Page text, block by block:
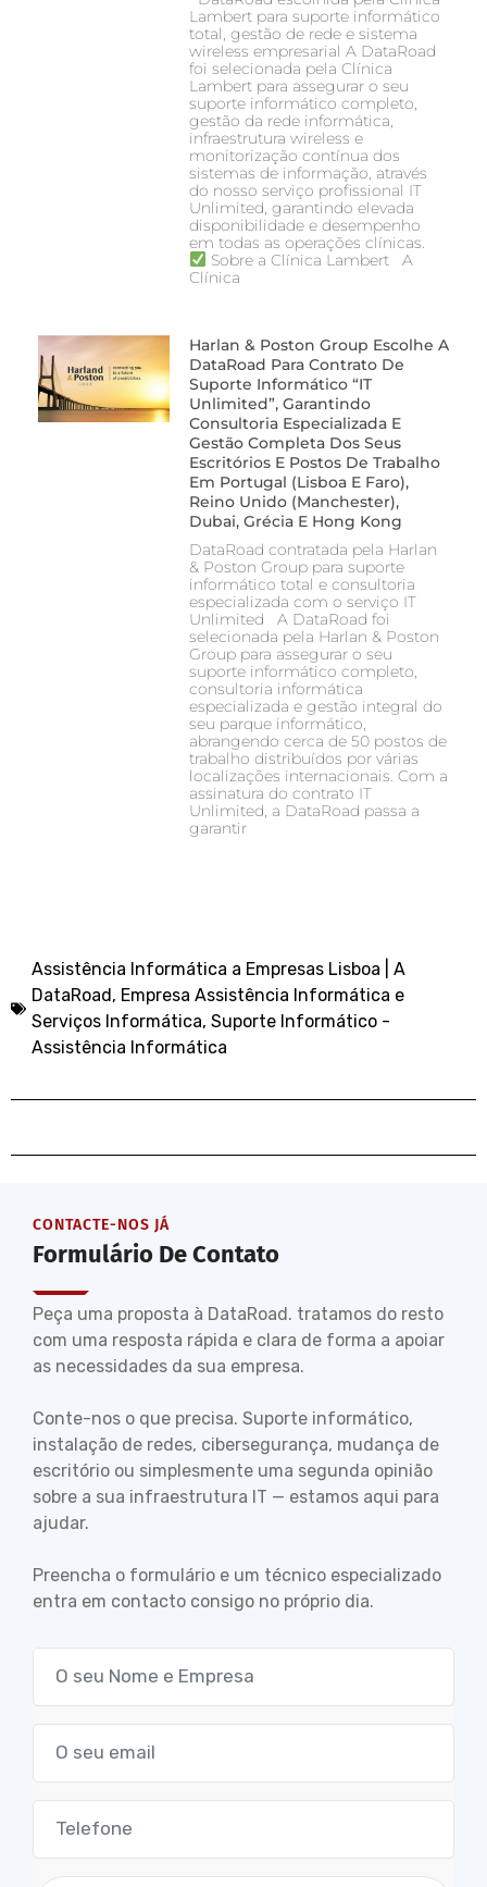
Lambert para suporte informático
total, gestão de rede e sistema
wireless empresarial A DataRoad
foi selecionada pela Clínica
Lambert para assegurar o seu
suporte informático completo,
gestão da rede informática,
infraestrutura wireless e
monitorização contínua dos
sistemas de informação, através
do nosso serviço profissional IT
Unlimited, garantindo elevada
disponibilidade e desempenho
em todas as operações clínicas.
Sobre a Clínica Lambert A
Clínica
Harlan & Poston Group Escolhe A
DataRoad Para Contrato De
Suporte Informático “IT
Unlimited”, Garantindo
Consultoria Especializada E
Gestão Completa Dos Seus
Escritórios E Postos De Trabalho
Em Portugal (Lisboa E Faro),
Reino Unido (Manchester),
Dubai, Grécia E Hong Kong
DataRoad contratada pela Harlan
& Poston Group para suporte
informático total e consultoria
especializada com o serviço IT
Unlimited A DataRoad foi
selecionada pela Harlan & Poston
Group para assegurar o seu
suporte informático completo,
consultoria informática
especializada e gestão integral do
seu parque informático,
abrangendo cerca de 50 postos de
trabalho distribuídos por várias
localizações internacionais. Com a
assinatura do contrato IT
Unlimited, a DataRoad passa a
garantir
Assistência Informática a Empresas Lisboa | A
DataRoad, Empresa Assistência Informática e
Serviços Informática, Suporte Informático -
Assistência Informática
CONTACTE-NOS JÁ
Formulário De Contato
Peça uma proposta à DataRoad. tratamos do resto
com uma resposta rápida e clara de forma a apoiar
as necessidades da sua empresa.
Conte-nos o que precisa. Suporte informático,
instalação de redes, cibersegurança, mudança de
escritório ou simplesmente uma segunda opinião
sobre a sua infraestrutura IT — estamos aqui para
ajudar.
Preencha o formulário e um técnico especializado
entra em contacto consigo no próprio dia.